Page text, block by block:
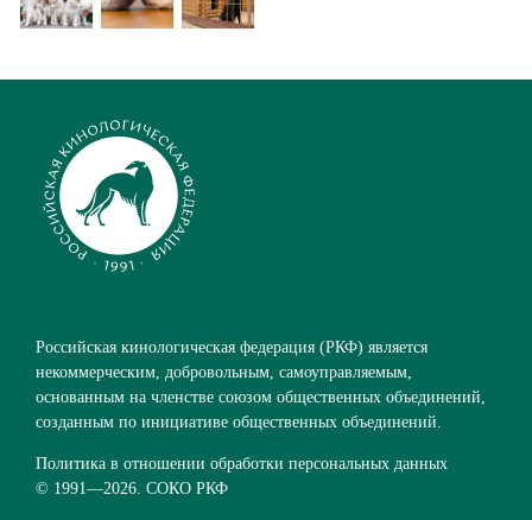
Российская кинологическая федерация (РКФ) является
некоммерческим, добровольным, самоуправляемым,
основанным на членстве союзом общественных объединений,
созданным по инициативе общественных объединений.
Политика в отношении обработки персональных данных
© 1991—2026. СОКО РКФ